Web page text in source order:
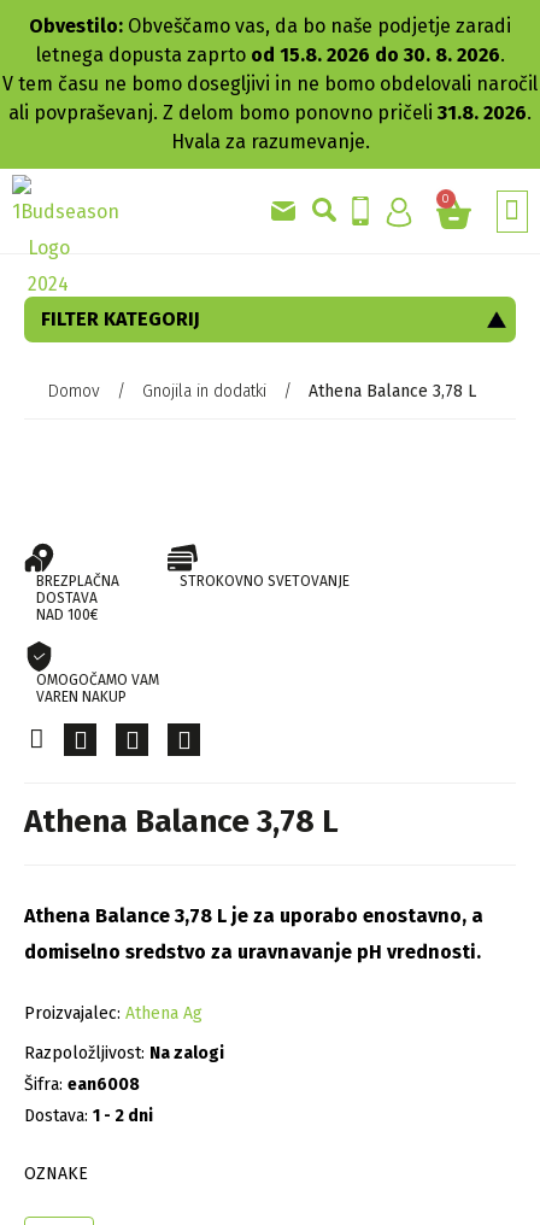
Obvestilo: Obveščamo vas, da bo naše podjetje zaradi
letnega dopusta zaprto od 15.8. 2026 do 30. 8. 2026.
V tem času ne bomo dosegljivi in ne bomo obdelovali naročil
ali povpraševanj. Z delom bomo ponovno pričeli 31.8. 2026.
Hvala za razumevanje.
0
FILTER KATEGORIJ
Domov / Gnojila in dodatki / Athena Balance 3,78 L
BREZPLAČNA
DOSTAVA
NAD 100€
STROKOVNO SVETOVANJE
OMOGOČAMO VAM
VAREN NAKUP
Athena Balance 3,78 L
Athena Balance 3,78 L je za uporabo enostavno, a
domiselno sredstvo za uravnavanje pH vrednosti.
Proizvajalec: Athena Ag
Razpoložljivost: Na zalogi
Šifra: ean6008
Dostava: 1 - 2 dni
OZNAKE